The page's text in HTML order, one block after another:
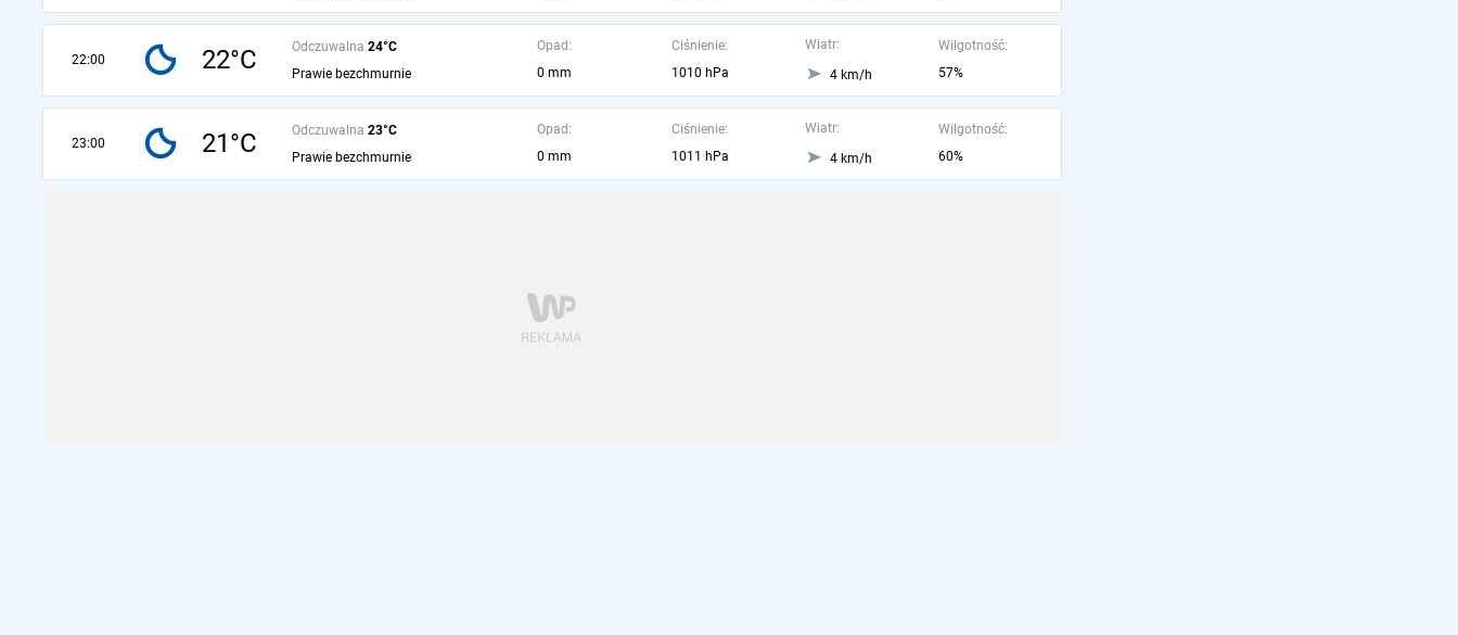
22:00 22°C Odczuwalna 24°C
Prawie bezchmurnie
Opad:
0 mm
Ciśnienie:
1010 hPa
Wiatr:
4 km/h
Wilgotność:
57%
23:00 21°C Odczuwalna 23°C
Prawie bezchmurnie
Opad:
0 mm
Ciśnienie:
1011 hPa
Wiatr:
4 km/h
Wilgotność:
60%